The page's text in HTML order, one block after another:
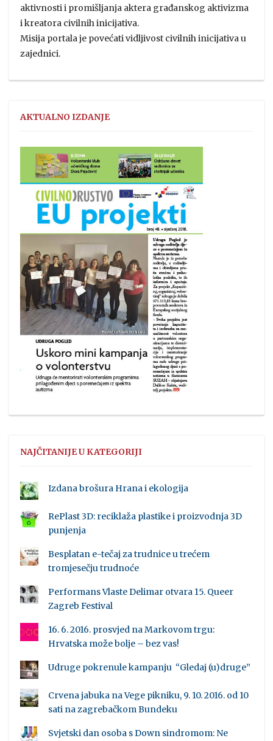
aktivnosti i promišljanja aktera građanskog aktivizma
i kreatora civilnih inicijativa.
Misija portala je povećati vidljivost civilnih inicijativa u
zajednici.
AKTUALNO IZDANJE
NAJČITANIJE U KATEGORIJI
Izdana brošura Hrana i ekologija
RePlast 3D: reciklaža plastike i proizvodnja 3D
punjenja
Besplatan e-tečaj za trudnice u trećem
tromjesečju trudnoće
Performans Vlaste Delimar otvara 15. Queer
Zagreb Festival
16. 6. 2016. prosvjed na Markovom trgu:
Hrvatska može bolje – bez vas!
Udruge pokrenule kampanju “Gledaj (u)druge”
Crvena jabuka na Vege pikniku, 9. 10. 2016. od 10
sati na zagrebačkom Bundeku
Svjetski dan osoba s Down sindromom: Ne